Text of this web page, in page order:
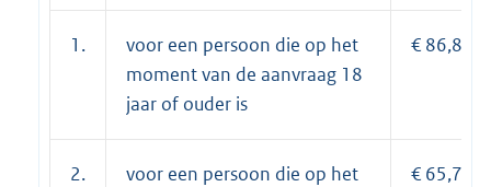
1.
voor een persoon die op het
moment van de aanvraag 18
jaar of ouder is
€ 86,85;
2.
voor een persoon die op het
€ 65,70;